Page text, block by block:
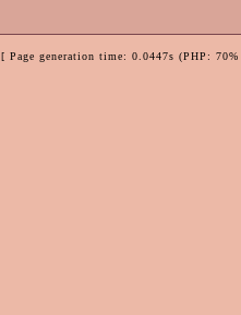
[ Page generation time: 0.0447s (PHP: